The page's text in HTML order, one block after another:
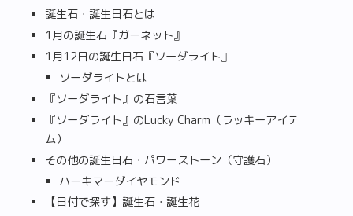
誕生石・誕生日石とは
1月の誕生石『ガーネット』
1月12日の誕生日石『ソーダライト』
ソーダライトとは
『ソーダライト』の石言葉
『ソーダライト』のLucky Charm（ラッキーアイテ
ム）
その他の誕生日石・パワーストーン（守護石）
ハーキマーダイヤモンド
【日付で探す】誕生石・誕生花